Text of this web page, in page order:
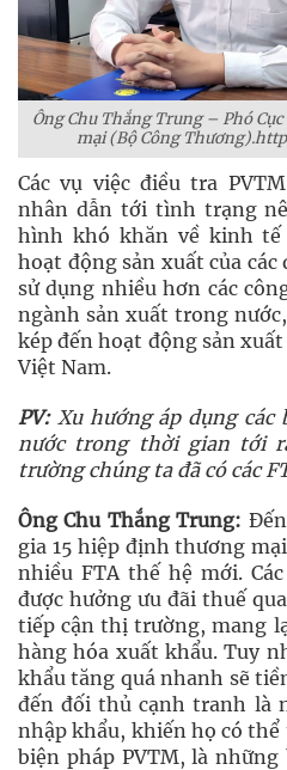
Ông Chu Thắng Trung – Phó
mại (Bộ Công
Các vụ việc điều tra
nhân dẫn tới tình trạng
hình khó khăn về kinh
hoạt động sản xuất của
sử dụng nhiều hơn các
ngành sản xuất trong
kép đến hoạt động sản
Việt Nam.
PV:Xu hướng áp dụng các
nước trong thời gian tới
trường chúng ta đã có các
Ông Chu Thắng Trung:
gia 15 hiệp định thương
nhiều FTA thế hệ mới.
được hưởng ưu đãi thuế
tiếp cận thị trường, mang
hàng hóa xuất khẩu. Tuy
khẩu tăng quá nhanh sẽ
đến đối thủ cạnh tranh là
nhập khẩu, khiến họ có thể
biện pháp PVTM, là